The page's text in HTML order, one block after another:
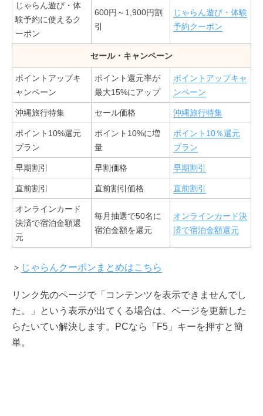
じゃらん遊び・体
験予約に使えるク
ーポン
600円～1,900円割
引
じゃらん遊び・体験
予約クーポン
セール・キャンペーン
ポイントアップキ
ャンペーン
ポイント還元率が
最大15%にアップ
ポイントアップキャ
ンペーン
沖縄旅行特集 セール価格 沖縄旅行特集
ポイント10%還元
プラン
ポイント10%に増
量
ポイント10％還元
プラン
早期割引 早割価格 早期割引
直前割引 直前割引価格 直前割引
オンラインカード
決済で宿泊金額還
元
毎月抽選で50名に
宿泊金額を還元
オンラインカード決
済で宿泊金額還元
＞ じゃらんクーポンまとめはこちら
リンク先のページで「コンテンツを表示できませんでし
た。」という表示が出てくる場合は、ページを更新した
らたいてい解決します。PCなら「F5」キーを押すと簡
単。